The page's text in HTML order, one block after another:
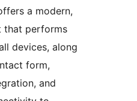
a modern,
that performs
devices, along
form,
and